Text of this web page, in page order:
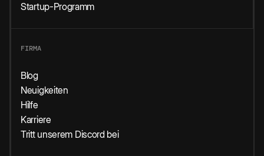
Startup-Programm
FIRMA
Blog
Neuigkeiten
Hilfe
Karriere
Tritt unserem Discord bei